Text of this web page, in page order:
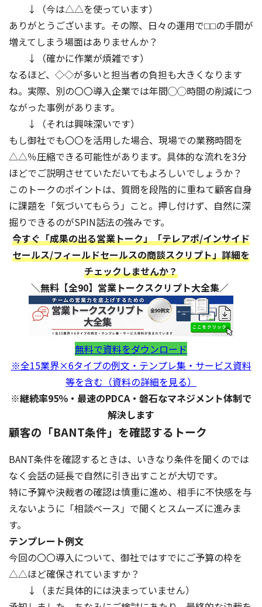
↓（今は△△を使っています）
ありがとうございます。その際、日々の運用で⬜︎⬜︎の手間が
増えてしまう場面はありませんか？
↓（確かに作業が煩雑です）
なるほど、◇◇が多いと担当者の負担も大きくなります
ね。実際、別の〇〇導入企業では年間◯◯時間の削減につ
ながった事例があります。
↓（それは興味深いです）
もし御社でも〇〇を活用した場合、現場での業務時間を
△△％圧縮できる可能性があります。具体的な流れを3分
ほどでご説明させていただいてもよろしいでしょうか？
このトークのポイントは、質問を段階的に重ねて顧客自身
に課題を「気づいてもらう」こと。押し付けず、自然に深
掘りできるのがSPIN話法の強みです。
今すぐ「成果の出る営業トーク」「テレアポ/インサイド
セールス/フィールドセールスの商談スクリプト」詳細を
チェックしませんか？
＼無料【全90】営業トークスクリプト大全集／
無料で資料をダウンロード
※全15業界×6タイプの例文・テンプレ集・サービス資料
等を含む（資料の詳細を見る）
※継続率95％・最速のPDCA・磐石なマネジメント体制で
解決します
顧客の「BANT条件」を確認するトーク
BANT条件を確認するときは、いきなり条件を聞くのでは
なく会話の延長で自然に引き出すことが大切です。
特に予算や決裁者の確認は慎重に進め、相手に不快感を与
えないように「相談ベース」で聞くとスムーズに進みま
す。
テンプレート例文
今回の〇〇導入について、御社ではすでにご予算の枠を
△△ほど確保されていますか？
↓（まだ具体的には決まっていません）